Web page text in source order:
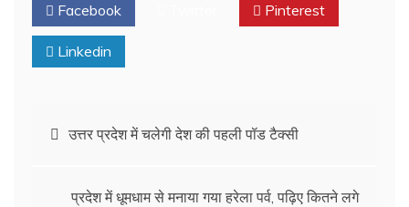
Facebook Pinterest
Linkedin
उत्तर प्रदेश में चलेगी देश की पहली पॉड टैक्सी
प्रदेश में धूमधाम से मनाया गया हरेला पर्व, पढ़िए कितने लगे